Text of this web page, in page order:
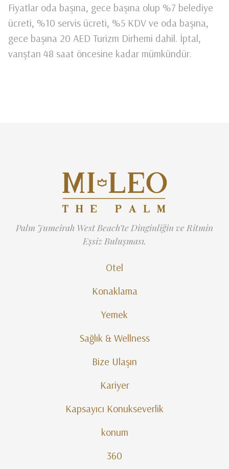
Fiyatlar oda başına, gece başına olup %7 belediye
ücreti, %10 servis ücreti, %5 KDV ve oda başına,
gece başına 20 AED Turizm Dirhemi dahil. İptal,
varıştan 48 saat öncesine kadar mümkündür.
Palm Jumeirah West Beach’te Dinginliğin ve Ritmin
Eşsiz Buluşması.
Otel
Konaklama
Yemek
Sağlık & Wellness
Bize Ulaşın
Kariyer
Kapsayıcı Konukseverlik
konum
360